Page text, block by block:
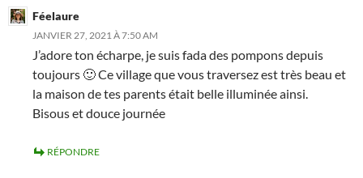
Féelaure
JANVIER 27, 2021 À 7:50 AM
J’adore ton écharpe, je suis fada des pompons depuis
toujours 🙂 Ce village que vous traversez est très beau et
la maison de tes parents était belle illuminée ainsi.
Bisous et douce journée
RÉPONDRE